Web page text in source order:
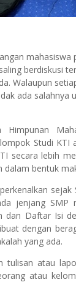
berdiskusi
Walaupun
ada
Studi KTI
secara lebih
dalam bentuk
jenjang SMP
dan Daftar Isi
dengan
yang ada.
tulisan atau
atau